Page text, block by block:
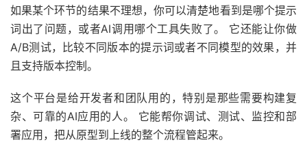
如果某个环节的结果不理想，你可以清楚地看到是哪个提示
词出了问题，或者AI调用哪个工具失败了。 它还能让你做
A/B测试，比较不同版本的提示词或者不同模型的效果，并
且支持版本控制。
这个平台是给开发者和团队用的，特别是那些需要构建复
杂、可靠的AI应用的人。 它能帮你调试、测试、监控和部
署应用，把从原型到上线的整个流程管起来。